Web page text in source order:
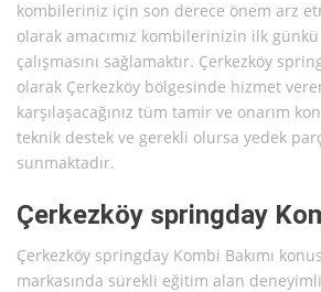
kombileriniz için son derece önem arz
olarak amacımız kombilerinizin ilk
çalışmasını sağlamaktır. Çerkezköy
olarak Çerkezköy bölgesinde hizmet
karşılaşacağınız tüm tamir ve onarım
teknik destek ve gerekli olursa yedek
sunmaktadır.
Çerkezköy springday
Çerkezköy springday Kombi Bakımı
markasında sürekli eğitim alan